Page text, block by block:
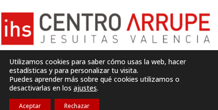
Desarrollado porSJDigital
Utilizamos cookies para saber cómo usas la web, hacer
estadísticas y para personalizar tu visita.
Puedes aprender más sobre qué cookies utilizamos o
desactivarlas en los ajustes.
Aceptar Rechazar